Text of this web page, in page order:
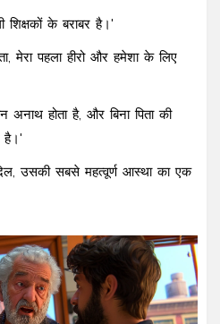
शिक्षकों के बराबर है।'
मेरा पहला हीरो और हमेशा के लिए
होता है, और बिना पिता की
है।'
उसकी सबसे महत्वूर्ण आस्था का एक